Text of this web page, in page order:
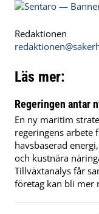
Redaktionen
Läs mer:
Regeringen antar
En ny maritim
regeringens arbete
havsbaserad
och kustnära
Tillväxtanalys får
företag kan bli mer